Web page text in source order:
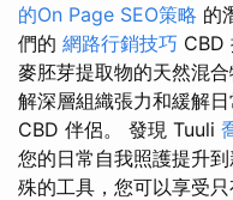
的On Page SEO策略 的
們的 網路行銷技巧 CBD
麥胚芽提取物的天然混
解深層組織張力和緩解
CBD 伴侶。 發現 Tuuli
您的日常自我照護提升到
殊的工具，您可以享受